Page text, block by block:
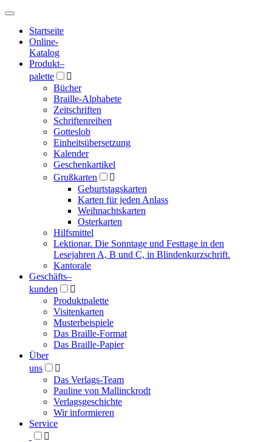
Hauptmenü
Hauptmenü
Startseite
Online-
Katalog
Produkt–
palette

Bücher
Braille-Alphabete
Zeitschriften
Schriftenreihen
Gotteslob
Einheitsübersetzung
Kalender
Geschenkartikel
Grußkarten

Geburtstagskarten
Karten für jeden Anlass
Weihnachtskarten
Osterkarten
Hilfsmittel
Lektionar. Die Sonntage und Festtage in den
Lesejahren A, B und C, in Blindenkurzschrift.
Kantorale
Geschäfts­–
kunden

Produktpalette
Visitenkarten
Musterbeispiele
Das Braille-Format
Das Braille-Papier
Über
uns

Das Verlags-Team
Pauline von Mallinckrodt
Verlagsgeschichte
Wir informieren
Service
